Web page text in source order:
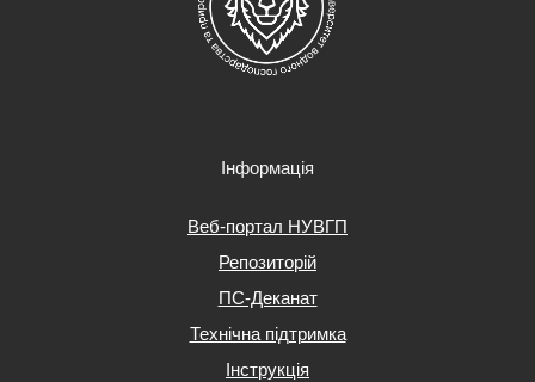
Інформація
Веб-портал НУВГП
Репозиторій
ПС-Деканат
Технічна підтримка
Інструкція